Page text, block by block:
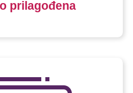
prilagođena